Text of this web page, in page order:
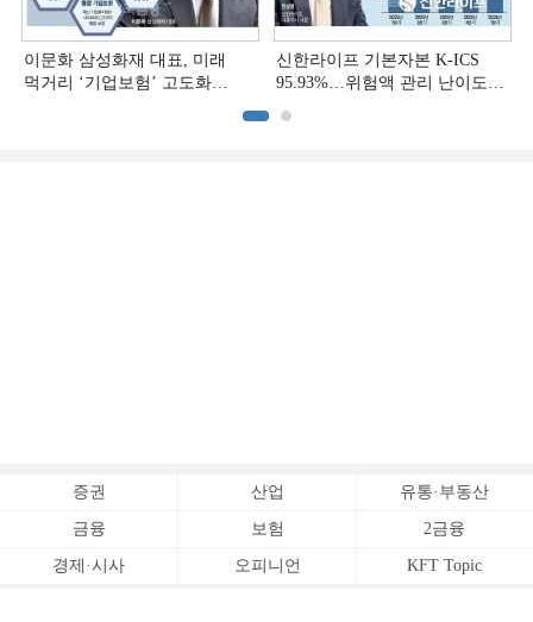
이문화 삼성화재 대표, 미래
먹거리 ‘기업보험’ 고도화
신한라이프 기본자본 K-ICS
95.93%…위험액 관리 난이도
증권 산업 유통·부동산
금융 보험 2금융
경제·시사 오피니언 KFT Topic